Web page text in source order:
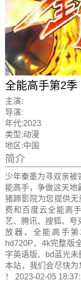
全能高手第2季
主演:
导演:
年代:2023
类型:动漫
地区:中国
简介
少年秦墨为寻双亲被
能高手，争做这天地
猪蹄影院为您提供
费和百度云全能高
艺、腾讯、搜狐、夸
放器，全能高手
hd720P、4k完整版
字英语版、bd蓝光
本站，我们会尽快为
！ 2023-02-05